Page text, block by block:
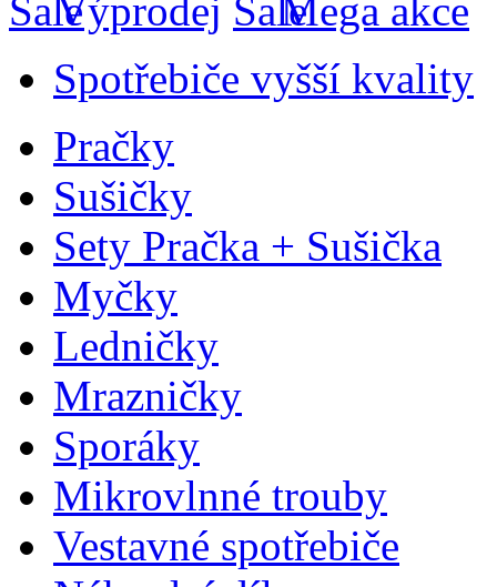
Výprodej
Mega akce
Spotřebiče vyšší kvality
Pračky
Sušičky
Sety Pračka + Sušička
Myčky
Ledničky
Mrazničky
Sporáky
Mikrovlnné trouby
Vestavné spotřebiče